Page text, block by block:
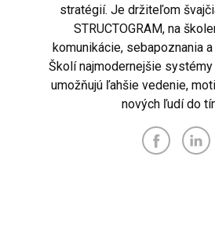
stratégií. Je držiteľom
STRUCTOGRAM, na
komunikácie, sebapoznania
Školí najmodernejšie
umožňujú ľahšie vedenie,
nových ľudí do